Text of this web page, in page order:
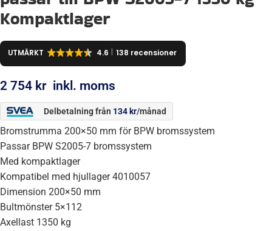
Kompaktlager
UTMÄRKT 4.6 138 recensioner
2 754 kr inkl. moms
Delbetalning från 134 kr/månad
Bromstrumma 200×50 mm för BPW bromssystem
Passar BPW S2005-7 bromssystem
Med kompaktlager
Kompatibel med hjullager 4010057
Dimension 200×50 mm
Bultmönster 5×112
Axellast 1350 kg